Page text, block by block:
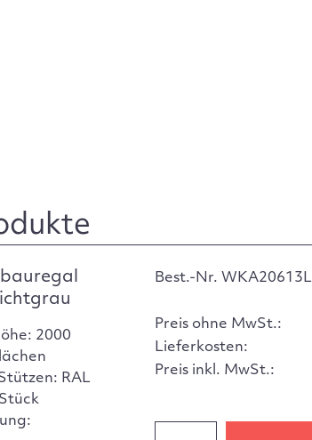
2000
RAL
Best.-Nr. WKA20613L
Preis ohne MwSt.:
Lieferkosten:
Preis inkl. MwSt.: